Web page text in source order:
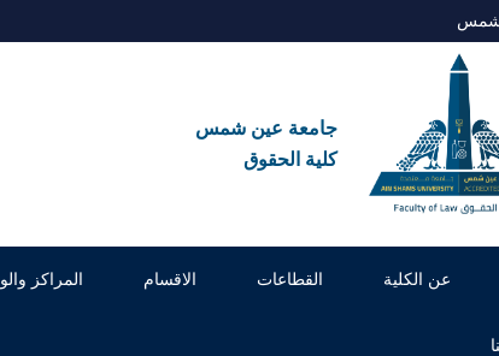
شمس
جامعة عين شمس
كلية الحقوق
عن الكلية القطاعات الاقسام المراكز